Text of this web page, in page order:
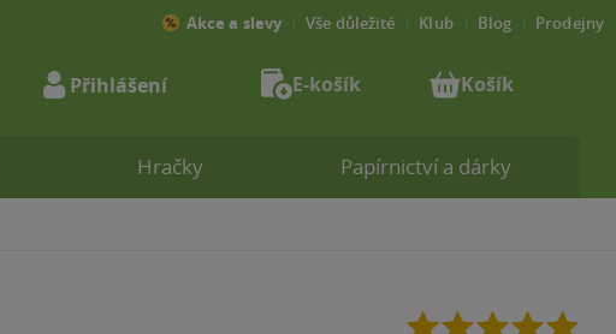
5.0
Hračky Papírnictví a dárky
Akce a slevy Vše důležité Klub Blog Prodejny
Přihlášení E-košík Košík